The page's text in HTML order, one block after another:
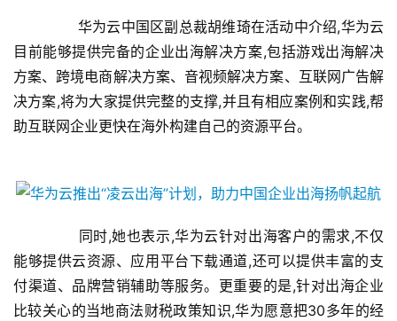
目前能够提供完备的企业出海解决方案,包括游戏出海解决
方案、跨境电商解决方案、音视频解决方案、互联网广告解
决方案,将为大家提供完整的支撑,并且有相应案例和实践,帮
助互联网企业更快在海外构建自己的资源平台。
能够提供云资源、应用平台下载通道,还可以提供丰富的支
付渠道、品牌营销辅助等服务。更重要的是,针对出海企业
比较关心的当地商法财税政策知识,华为愿意把30多年的经